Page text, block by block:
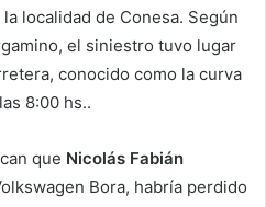
localidad de Conesa. Según
el siniestro tuvo lugar
conocido como la curva
8:00 hs..
que Nicolás Fabián
Bora, habría perdido